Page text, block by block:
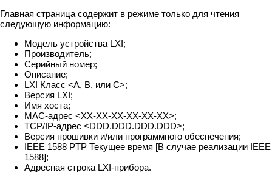
Главная страница содержит в режиме только для чтения
следующую информацию:
Модель устройства LXI;
Производитель;
Серийный номер;
Описание;
LXI Класс <A, B, или C>;
Версия LXI;
Имя хоста;
MAC-адрес <XX-XX-XX-XX-XX-XX>;
TCP/IP-адрес <DDD.DDD.DDD.DDD>;
Версия прошивки и/или программного обеспечения;
IEEE 1588 PTP Текущее время [В случае реализации IEEE
1588];
Адресная строка LXI-прибора.